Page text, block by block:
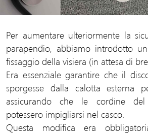
Per aumentare ulteriormente la
parapendio, abbiamo introdotto
fissaggio della visiera (in attesa di
Era essenziale garantire che il
sporgesse dalla calotta
assicurando che le cordine
potessero impigliarsi nel casco.
Questa modifica era